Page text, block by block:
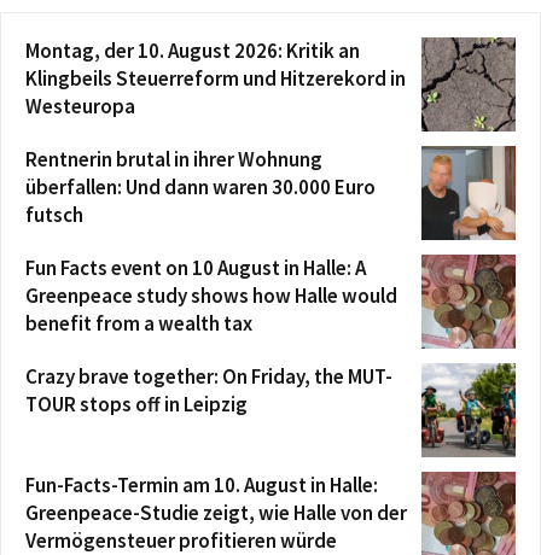
Montag, der 10. August 2026: Kritik an
Klingbeils Steuerreform und Hitzerekord in
Westeuropa
Rentnerin brutal in ihrer Wohnung
überfallen: Und dann waren 30.000 Euro
futsch
Fun Facts event on 10 August in Halle: A
Greenpeace study shows how Halle would
benefit from a wealth tax
Crazy brave together: On Friday, the MUT-
TOUR stops off in Leipzig
Fun-Facts-Termin am 10. August in Halle:
Greenpeace-Studie zeigt, wie Halle von der
Vermögensteuer profitieren würde